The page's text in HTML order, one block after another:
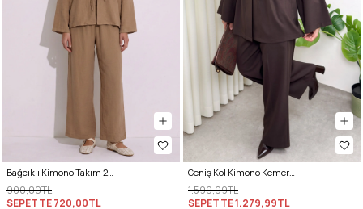
900,00TL
SEPETTE720,00TL
1.599,99TL
SEPETTE1.279,99TL